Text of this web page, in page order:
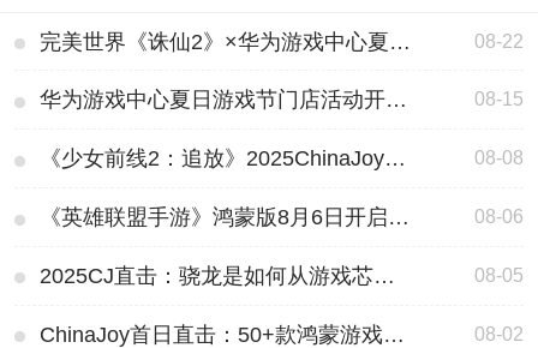
门》的世
完美世界《诛仙2》×华为游戏中心夏日游戏节圆满收官，打造合作新范本(完美世界《诛仙世界》提升体验) 08-22
华为游戏中心夏日游戏节门店活动开启！鸿蒙首发版诛仙2抢先玩！(华为游戏中心官网首页入口) 08-15
《少女前线2：追放》2025ChinaJoy完美落幕，现场四日精彩回顾(少女前线2追放T0角色) 08-08
《英雄联盟手游》鸿蒙版8月6日开启万人抢先体验(英雄联盟手游qq和微信可以共玩吗) 08-06
2025CJ直击：骁龙是如何从游戏芯到全能王的？(2025CJ时间) 08-05
ChinaJoy首日直击：50+款鸿蒙游戏引爆玩家热潮(chinajoy是什么意思啊) 08-02